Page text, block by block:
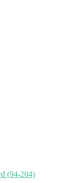
(94-204)